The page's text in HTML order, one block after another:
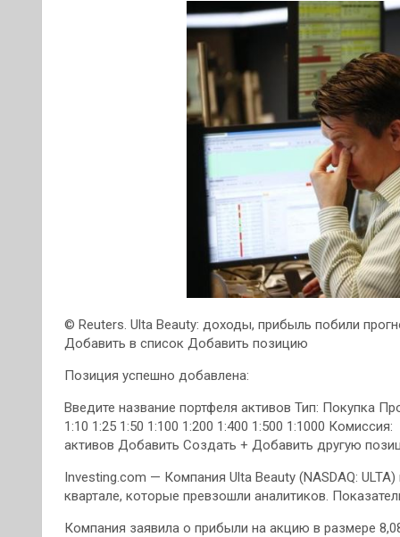
© Reuters. Ulta Beauty: доходы, прибыль побили
Добавить в список Добавить позицию
Позиция успешно добавлена:
Введите название портфеля активов Тип: Покупка
1:10 1:25 1:50 1:100 1:200 1:400 1:500 1:1000 Комиссия:
активов Добавить Создать + Добавить другую
Investing.com — Компания Ulta Beauty (NASDAQ:
квартале, которые превзошли аналитиков.
Компания заявила о прибыли на акцию в размере